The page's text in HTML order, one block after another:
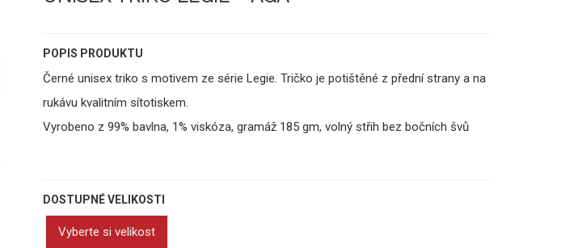
POPIS PRODUKTU
Černé unisex triko s motivem ze série Legie. Tričko je potištěné z přední strany a na
rukávu kvalitním sítotiskem.
Vyrobeno z 99% bavlna, 1% viskóza, gramáž 185 gm, volný střih bez bočních švů
DOSTUPNÉ VELIKOSTI
Vyberte si velikost